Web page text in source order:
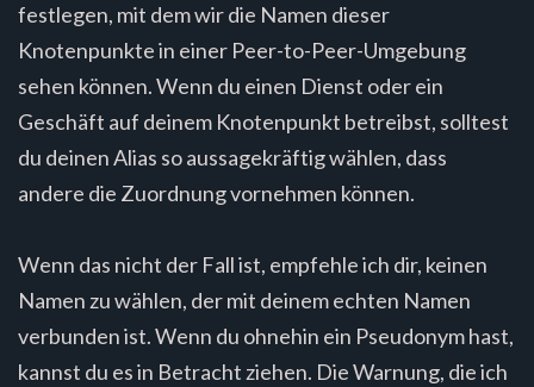
festlegen, mit dem wir die Namen dieser
Knotenpunkte in einer Peer-to-Peer-Umgebung
sehen können. Wenn du einen Dienst oder ein
Geschäft auf deinem Knotenpunkt betreibst, solltest
du deinen Alias so aussagekräftig wählen, dass
andere die Zuordnung vornehmen können.
Wenn das nicht der Fall ist, empfehle ich dir, keinen
Namen zu wählen, der mit deinem echten Namen
verbunden ist. Wenn du ohnehin ein Pseudonym hast,
kannst du es in Betracht ziehen. Die Warnung, die ich